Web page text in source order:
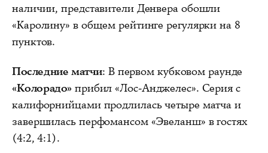
наличии, представители Денвера обошли
«Каролину» в общем рейтинге регулярки на 8
пунктов.
Последние матчи: В первом кубковом раунде
«Колорадо» прибил «Лос-Анджелес». Серия с
калифорнийцами продлилась четыре матча и
завершилась перфомансом «Эвеланш» в гостях
(4:2, 4:1).